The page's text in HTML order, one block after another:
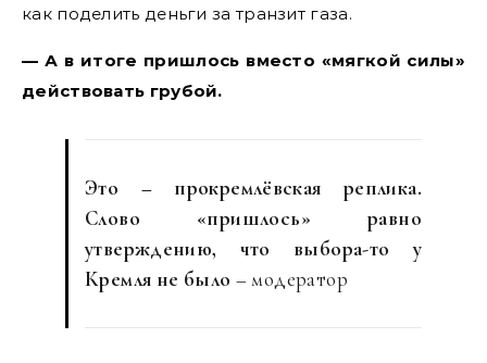
как поделить деньги за транзит газа.
— А в итоге пришлось вместо «мягкой силы»
действовать грубой.
Это – прокремлёвская реплика.
Слово «пришлось» равно
утверждению, что выбора-то у
Кремля не было – модератор